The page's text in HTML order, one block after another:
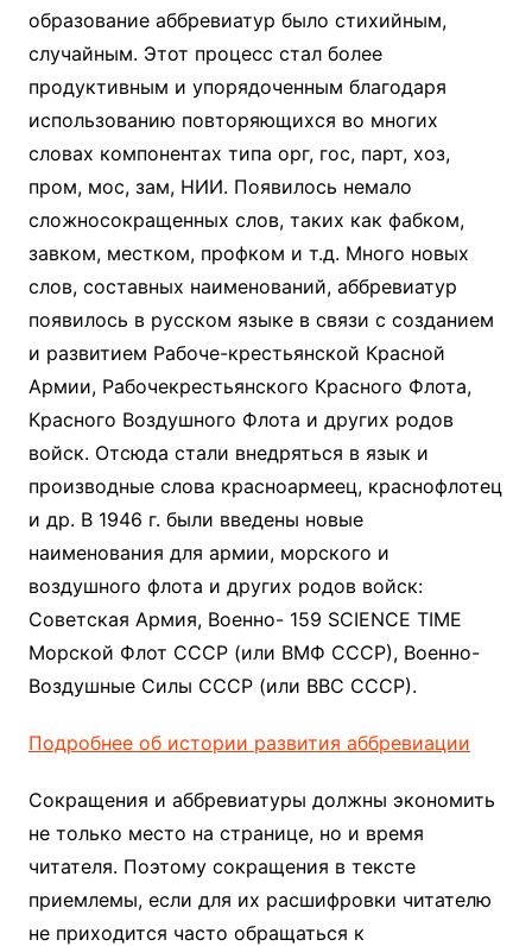
образование аббревиатур было стихийным,
случайным. Этот процесс стал более
продуктивным и упорядоченным благодаря
использованию повторяющихся во многих
словах компонентах типа орг, гос, парт, хоз,
пром, мос, зам, НИИ. Появилось немало
сложносокращенных слов, таких как фабком,
завком, местком, профком и т.д. Много новых
слов, составных наименований, аббревиатур
появилось в русском языке в связи с созданием
и развитием Рабоче-крестьянской Красной
Армии, Рабочекрестьянского Красного Флота,
Красного Воздушного Флота и других родов
войск. Отсюда стали внедряться в язык и
производные слова красноармеец, краснофлотец
и др. В 1946 г. были введены новые
наименования для армии, морского и
воздушного флота и других родов войск:
Советская Армия, Военно- 159 SCIENCE TIME
Морской Флот СССР (или ВМФ СССР), Военно-
Воздушные Силы СССР (или ВВС СССР).
Подробнее об истории развития аббревиации
Сокращения и аббревиатуры должны экономить
не только место на странице, но и время
читателя. Поэтому сокращения в тексте
приемлемы, если для их расшифровки читателю
не приходится часто обращаться к